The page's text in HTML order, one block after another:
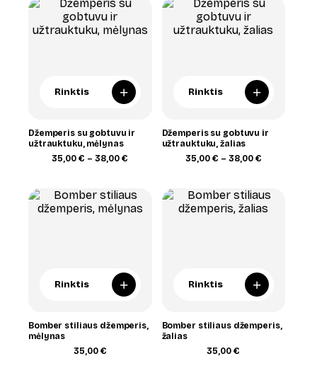
38,00 €
38,00 €
Rinktis +
Džemperis su gobtuvu ir
užtrauktuku, mėlynas
35,00€ – 38,00€
38,00 €
Rinktis +
Džemperis su gobtuvu ir
užtrauktuku, žalias
35,00 € – 38,00 €Price
38,00 €
Rinktis +
Bomber stiliaus džemperis,
mėlynas
35,00 €
Rinktis +
Bomber stiliaus džemperis,
žalias
35,00€